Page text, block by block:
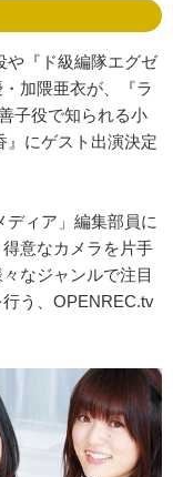
や『ド級編隊エグゼ
加隈亜衣が、『ラ
子役で知られる小
』にゲスト出演決定
ディア」編集部員に
意なカメラを片手
なジャンルで注目
う、OPENREC.tv